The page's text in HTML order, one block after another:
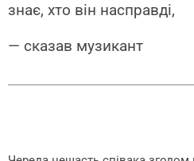
знає, хто він насправді,
— сказав музикант